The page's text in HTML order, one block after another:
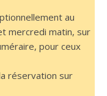
au
mercredi matin, sur
pour ceux
réservation sur